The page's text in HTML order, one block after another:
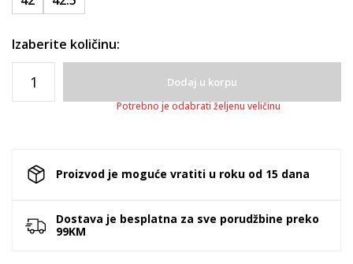
Izaberite količinu:
Dodaj u korpu
Potrebno je odabrati željenu veličinu
Proizvod je moguće vratiti u roku od 15 dana
Dostava je besplatna za sve porudžbine preko
99KM